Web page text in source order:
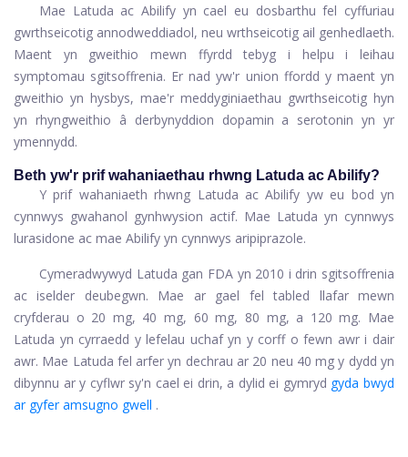
Mae Latuda ac Abilify yn cael eu dosbarthu fel cyffuriau
gwrthseicotig annodweddiadol, neu wrthseicotig ail genhedlaeth.
Maent yn gweithio mewn ffyrdd tebyg i helpu i leihau
symptomau sgitsoffrenia. Er nad yw'r union ffordd y maent yn
gweithio yn hysbys, mae'r meddyginiaethau gwrthseicotig hyn
yn rhyngweithio â derbynyddion dopamin a serotonin yn yr
ymennydd.
Beth yw'r prif wahaniaethau rhwng Latuda ac Abilify?
Y prif wahaniaeth rhwng Latuda ac Abilify yw eu bod yn
cynnwys gwahanol gynhwysion actif. Mae Latuda yn cynnwys
lurasidone ac mae Abilify yn cynnwys aripiprazole.
Cymeradwywyd Latuda gan FDA yn 2010 i drin sgitsoffrenia
ac iselder deubegwn. Mae ar gael fel tabled llafar mewn
cryfderau o 20 mg, 40 mg, 60 mg, 80 mg, a 120 mg. Mae
Latuda yn cyrraedd y lefelau uchaf yn y corff o fewn awr i dair
awr. Mae Latuda fel arfer yn dechrau ar 20 neu 40 mg y dydd yn
dibynnu ar y cyflwr sy'n cael ei drin, a dylid ei gymryd gyda bwyd
ar gyfer amsugno gwell .